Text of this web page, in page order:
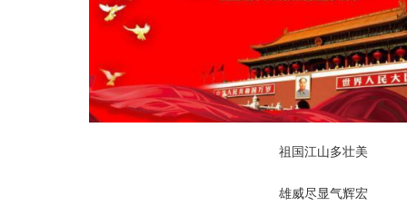
祖国江山多壮美
雄威尽显气辉宏